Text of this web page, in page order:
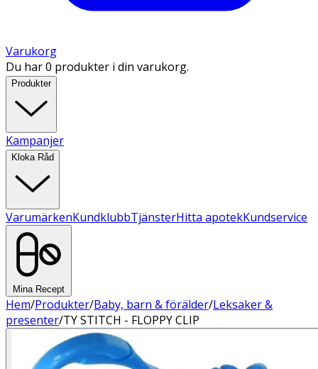
Varukorg
Du har 0 produkter i din varukorg.
Produkter
Kampanjer
Kloka Råd
VarumärkenKundklubbTjänsterHitta apotekKundservice
Mina Recept
Hem/Produkter/Baby, barn & förälder/Leksaker &
presenter/TY STITCH - FLOPPY CLIP